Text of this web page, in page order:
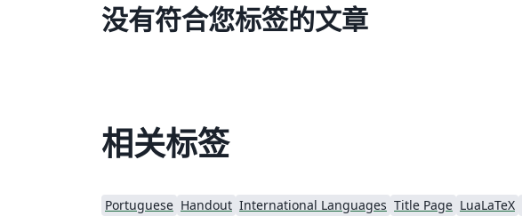
没有符合您标签的文章
相关标签
Portuguese Handout International Languages Title Page LuaLaTeX